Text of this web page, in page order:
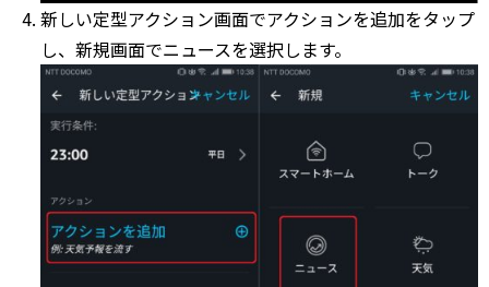
新しい定型アクション画面でアクションを追加をタップ
し、新規画面でニュースを選択します。